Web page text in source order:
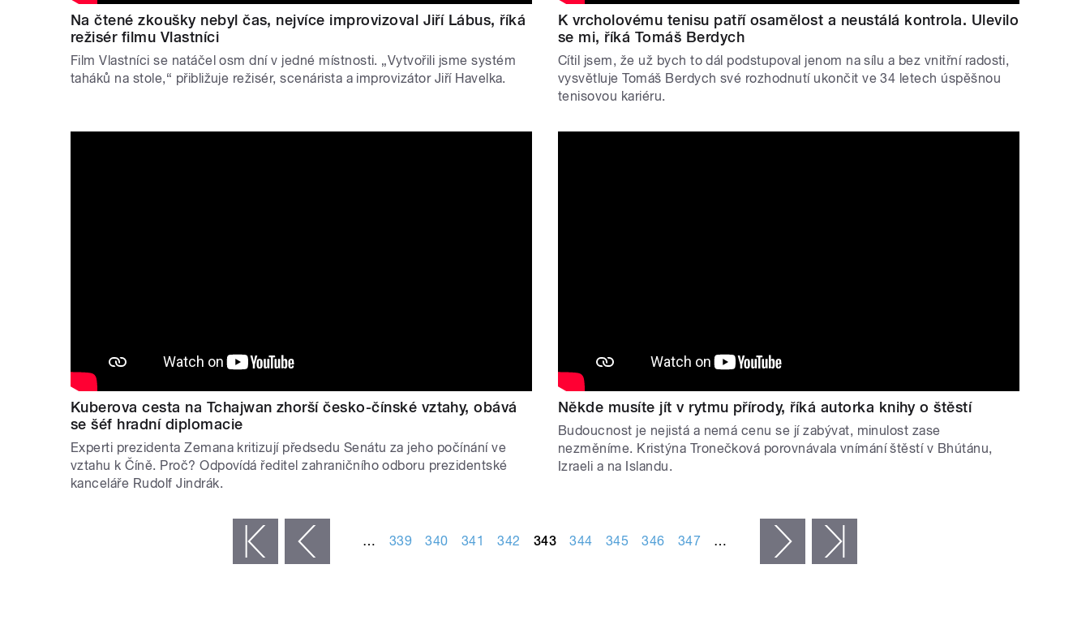
Na čtené zkoušky nebyl čas, nejvíce improvizoval Jiří Lábus, říká
režisér filmu Vlastníci
Film Vlastníci se natáčel osm dní v jedné místnosti. „Vytvořili jsme systém
taháků na stole,“ přibližuje režisér, scenárista a improvizátor Jiří Havelka.
K vrcholovému tenisu patří osamělost a neustálá kontrola. Ulevilo
se mi, říká Tomáš Berdych
Cítil jsem, že už bych to dál podstupoval jenom na sílu a bez vnitřní radosti,
vysvětluje Tomáš Berdych své rozhodnutí ukončit ve 34 letech úspěšnou
tenisovou kariéru.
Kuberova cesta na Tchajwan zhorší česko-čínské vztahy, obává
se šéf hradní diplomacie
Experti prezidenta Zemana kritizují předsedu Senátu za jeho počínání ve
vztahu k Číně. Proč? Odpovídá ředitel zahraničního odboru prezidentské
kanceláře Rudolf Jindrák.
Někde musíte jít v rytmu přírody, říká autorka knihy o štěstí
Budoucnost je nejistá a nemá cenu se jí zabývat, minulost zase
nezměníme. Kristýna Tronečková porovnávala vnímání štěstí v Bhútánu,
Izraeli a na Islandu.
‹ předchozí … 339 340 341 342 343 344 345 346 347 … následující ›